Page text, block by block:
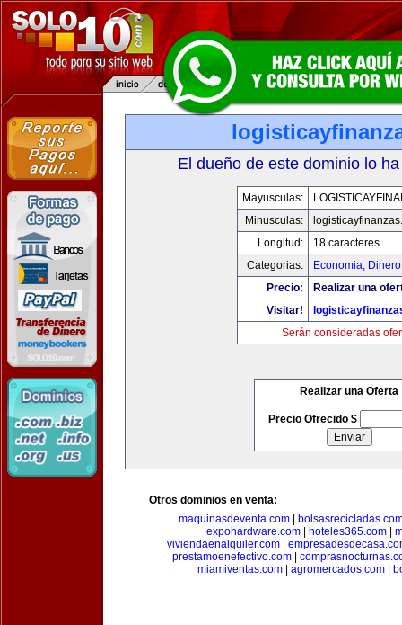
El dueño de este dominio lo
Mayusculas:
Minusculas:
Longitud:
18 caracteres
Categorias:
Economia,
Precio:
Realizar una
Visitar!
Serán consideradas
Realizar una Oferta
Precio Ofrecido $
Otros dominios en venta:
maquinasdeventa.com
expohardware.com| hoteles365.com|
viviendaenalquiler.com|
prestamoenefectivo.com
miamiventas.com
agromercados.com